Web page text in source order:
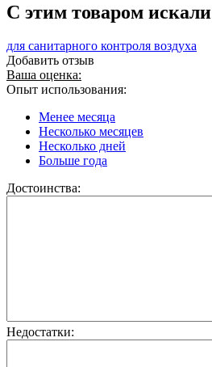
C этим товаром искали
для санитарного контроля воздуха
Добавить отзыв
Ваша оценка:
Опыт использования:
Менее месяца
Несколько месяцев
Несколько дней
Больше года
Достоинства:
Недостатки: